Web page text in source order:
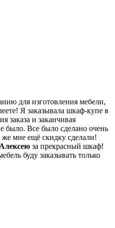
для изготовления мебели,
Я заказывала шкаф-купе в
заказа и заканчивая
было. Все было сделано очень
мне ещё скидку сделали!
Алексею за прекрасный шкаф!
буду заказывать только